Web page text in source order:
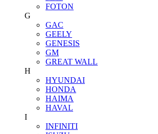
FOTON
G
GAC
GEELY
GENESIS
GM
GREAT WALL
H
HYUNDAI
HONDA
HAIMA
HAVAL
I
INFINITI